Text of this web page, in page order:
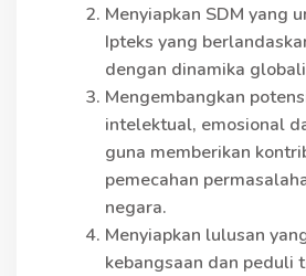
Menyiapkan SDM yang
Ipteks yang
dengan dinamika
Mengembangkan
intelektual, emosional
guna memberikan
pemecahan
negara.
Menyiapkan lulusan
kebangsaan dan peduli